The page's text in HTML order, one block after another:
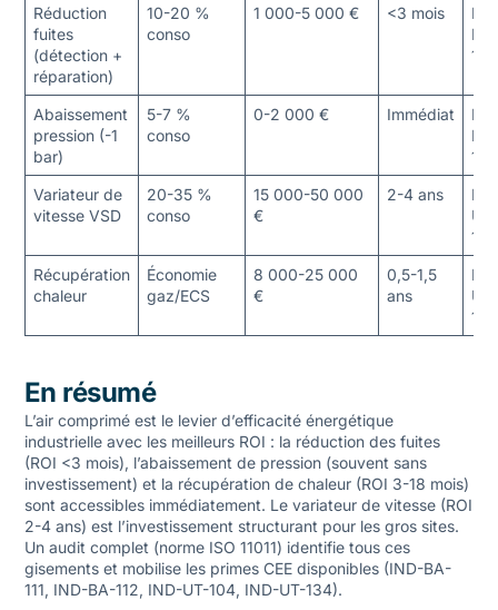
Réduction
fuites
(détection +
réparation)
10-20 %
conso
1 000-5 000 € <3 mois
BA-
111
Abaissement
pression (-1
bar)
5-7 %
conso
0-2 000 € Immédiat
BA-
112
Variateur de
vitesse VSD
20-35 %
conso
15 000-50 000
€
2-4 ans
UT-
104
Récupération
chaleur
Économie
gaz/ECS
8 000-25 000
€
0,5-1,5
ans
UT-
134
En résumé
L’air comprimé est le levier d’efficacité énergétique
industrielle avec les meilleurs ROI : la réduction des fuites
(ROI <3 mois), l’abaissement de pression (souvent sans
investissement) et la récupération de chaleur (ROI 3-18 mois)
sont accessibles immédiatement. Le variateur de vitesse (ROI
2-4 ans) est l’investissement structurant pour les gros sites.
Un audit complet (norme ISO 11011) identifie tous ces
gisements et mobilise les primes CEE disponibles (IND-BA-
111, IND-BA-112, IND-UT-104, IND-UT-134).